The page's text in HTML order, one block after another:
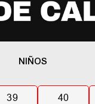
NIÑOS
39 40